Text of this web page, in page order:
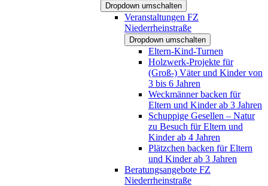
Dropdown umschalten
Veranstaltungen FZ
Niederrheinstraße
Dropdown umschalten
Eltern-Kind-Turnen
Holzwerk-Projekte für
(Groß-) Väter und Kinder von
3 bis 6 Jahren
Weckmänner backen für
Eltern und Kinder ab 3 Jahren
Schuppige Gesellen – Natur
zu Besuch für Eltern und
Kinder ab 4 Jahren
Plätzchen backen für Eltern
und Kinder ab 3 Jahren
Beratungsangebote FZ
Niederrheinstraße